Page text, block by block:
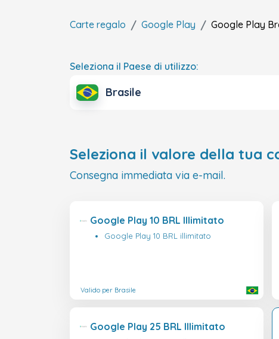
Carte regalo Google Play Google Play
Seleziona il Paese di utilizzo:
Brasile
Seleziona il valore della tua
Consegna immediata via e-mail.
Google Play 10 BRL Illimitato
Google Play 10 BRL illimitato
Valido per Brasile
Google Play 25 BRL Illimitato